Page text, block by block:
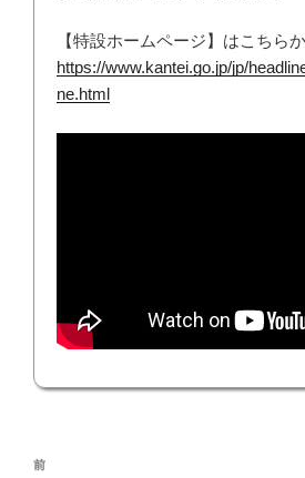
【特設ホームページ】はこちら
https://www.kantei.go.jp/jp/
ne.html
投
前
前